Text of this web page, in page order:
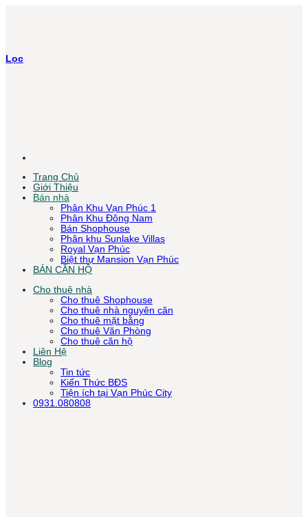
Trang Chủ
Giới Thiệu
Bán nhà
Phân Khu Vạn Phúc 1
Phân Khu Đông Nam
Bán Shophouse
Phân khu Sunlake Villas
Royal Vạn Phúc
Biệt thự Mansion Vạn Phúc
BÁN CĂN HỘ
Cho thuê nhà
Cho thuê Shophouse
Cho thuê nhà nguyên căn
Cho thuê mặt bằng
Cho thuê Văn Phòng
Cho thuê căn hộ
Liên Hệ
Blog
Tin tức
Kiến Thức BĐS
Tiện ích tại Vạn Phúc City
0931.080808
Lọc